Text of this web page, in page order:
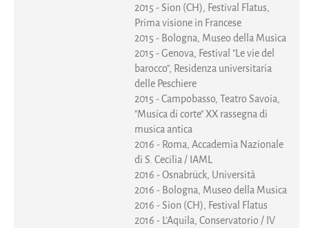
2015 - Sion (CH), Festival Flatus,
Prima visione in Francese
2015 - Bologna, Museo della Musica
2015 - Genova, Festival "Le vie del
barocco", Residenza universitaria
delle Peschiere
2015 - Campobasso, Teatro Savoia,
"Musica di corte" XX rassegna di
musica antica
2016 - Roma, Accademia Nazionale
di S. Cecilia / IAML
2016 - Osnabrück, Università
2016 - Bologna, Museo della Musica
2016 - Sion (CH), Festival Flatus
2016 - L'Aquila, Conservatorio / IV